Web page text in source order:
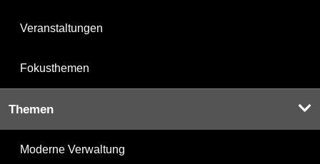
Veranstaltungen
Fokusthemen
Themen
Moderne Verwaltung